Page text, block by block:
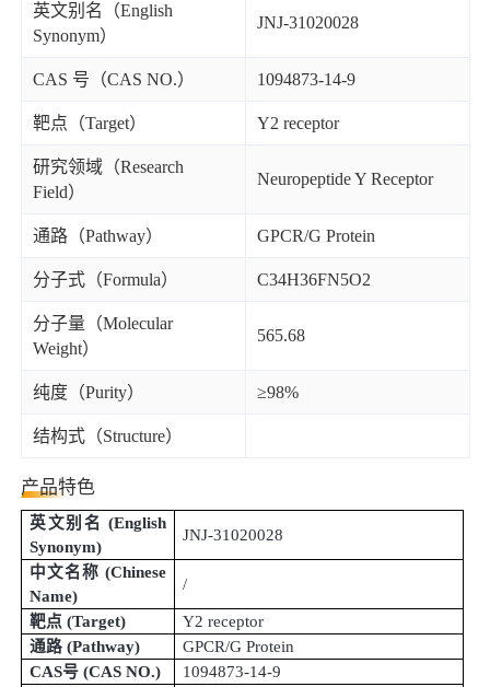
英文别名（English
Synonym）
JNJ-31020028
CAS 号（CAS NO.） 1094873-14-9
靶点（Target） Y2 receptor
研究领域（Research
Field）
Neuropeptide Y Receptor
通路（Pathway） GPCR/G Protein
分子式（Formula） C34H36FN5O2
分子量（Molecular
Weight）
565.68
纯度（Purity） ≥98%
结构式（Structure）
产品特色
英文别名 (English
Synonym)
JNJ-31020028
中文名称 (Chinese
Name)
/
靶点 (Target)
Y2 receptor
通路 (Pathway)
GPCR/G Protein
CAS号 (CAS NO.)
1094873-14-9